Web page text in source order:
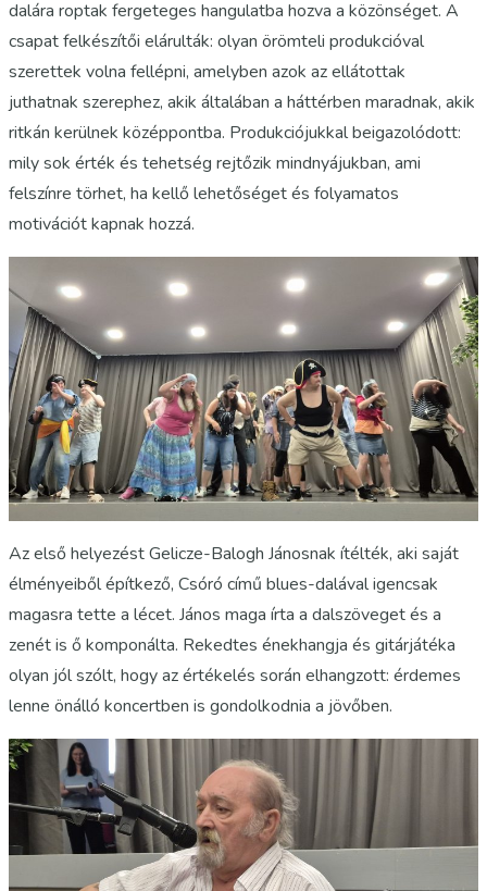
dalára roptak fergeteges hangulatba hozva a közönséget. A
csapat felkészítői elárulták: olyan örömteli produkcióval
szerettek volna fellépni, amelyben azok az ellátottak
juthatnak szerephez, akik általában a háttérben maradnak, akik
ritkán kerülnek középpontba. Produkciójukkal beigazolódott:
mily sok érték és tehetség rejtőzik mindnyájukban, ami
felszínre törhet, ha kellő lehetőséget és folyamatos
motivációt kapnak hozzá.
Az első helyezést Gelicze-Balogh Jánosnak ítélték, aki saját
élményeiből építkező, Csóró című blues-dalával igencsak
magasra tette a lécet. János maga írta a dalszöveget és a
zenét is ő komponálta. Rekedtes énekhangja és gitárjátéka
olyan jól szólt, hogy az értékelés során elhangzott: érdemes
lenne önálló koncertben is gondolkodnia a jövőben.